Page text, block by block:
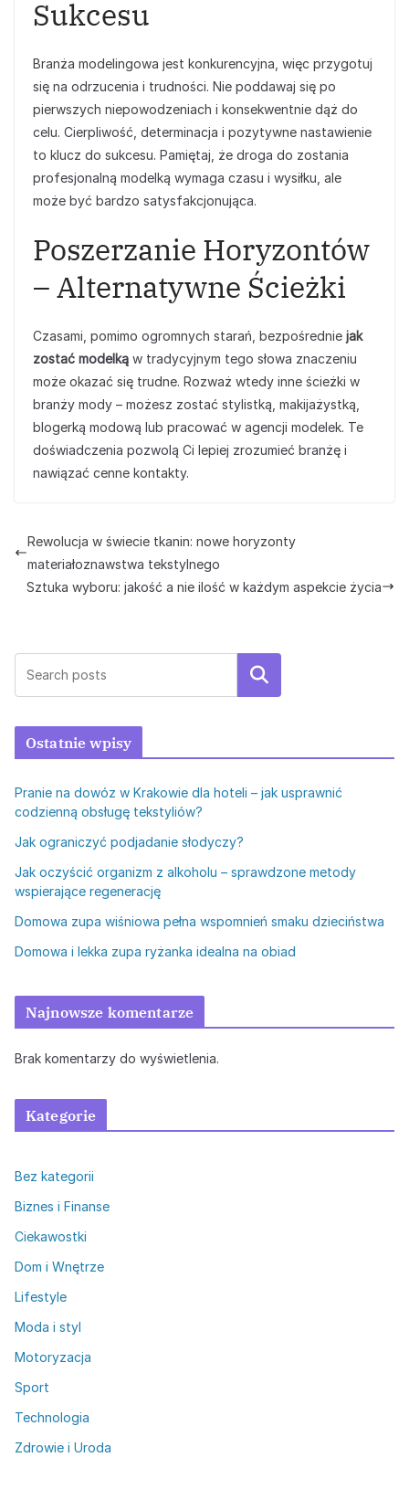
Sukcesu
Branża modelingowa jest konkurencyjna, więc przygotuj
się na odrzucenia i trudności. Nie poddawaj się po
pierwszych niepowodzeniach i konsekwentnie dąż do
celu. Cierpliwość, determinacja i pozytywne nastawienie
to klucz do sukcesu. Pamiętaj, że droga do zostania
profesjonalną modelką wymaga czasu i wysiłku, ale
może być bardzo satysfakcjonująca.
Poszerzanie Horyzontów
– Alternatywne Ścieżki
Czasami, pomimo ogromnych starań, bezpośrednie jak
zostać modelką w tradycyjnym tego słowa znaczeniu
może okazać się trudne. Rozważ wtedy inne ścieżki w
branży mody – możesz zostać stylistką, makijażystką,
blogerką modową lub pracować w agencji modelek. Te
doświadczenia pozwolą Ci lepiej zrozumieć branżę i
nawiązać cenne kontakty.
Rewolucja w świecie tkanin: nowe horyzonty
materiałoznawstwa tekstylnego
Sztuka wyboru: jakość a nie ilość w każdym aspekcie życia
Szukaj
Ostatnie wpisy
Pranie na dowóz w Krakowie dla hoteli – jak usprawnić
codzienną obsługę tekstyliów?
Jak ograniczyć podjadanie słodyczy?
Jak oczyścić organizm z alkoholu – sprawdzone metody
wspierające regenerację
Domowa zupa wiśniowa pełna wspomnień smaku dzieciństwa
Domowa i lekka zupa ryżanka idealna na obiad
Najnowsze komentarze
Brak komentarzy do wyświetlenia.
Kategorie
Bez kategorii
Biznes i Finanse
Ciekawostki
Dom i Wnętrze
Lifestyle
Moda i styl
Motoryzacja
Sport
Technologia
Zdrowie i Uroda